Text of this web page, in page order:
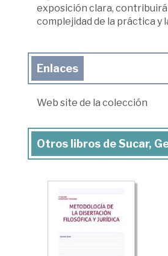
exposición clara,
complejidad de la práctica y
Enlaces
Web site de la colección
Otros libros de Sucar,